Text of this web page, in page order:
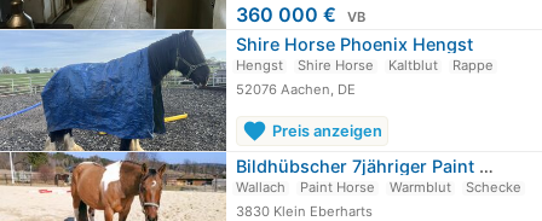
360 000 € VB
Shire Horse Phoenix Hengst
Hengst Shire Horse Kaltblut
Rappe
52076 Aachen, DE
favorite Preis anzeigen
Bildhübscher 7jähriger Paint Horse…
Wallach Paint Horse Warmblut
Schecke
3830 Klein Eberharts